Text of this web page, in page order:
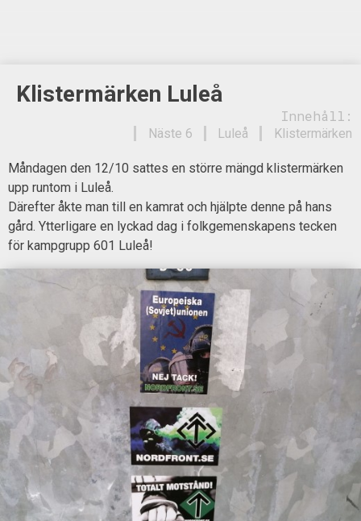
Klistermärken Luleå
Innehåll:
Klistermärken
Luleå
Näste 6
Måndagen den 12/10 sattes en större mängd klistermärken
upp runtom i Luleå.
Därefter åkte man till en kamrat och hjälpte denne på hans
gård. Ytterligare en lyckad dag i folkgemenskapens tecken
för kampgrupp 601 Luleå!